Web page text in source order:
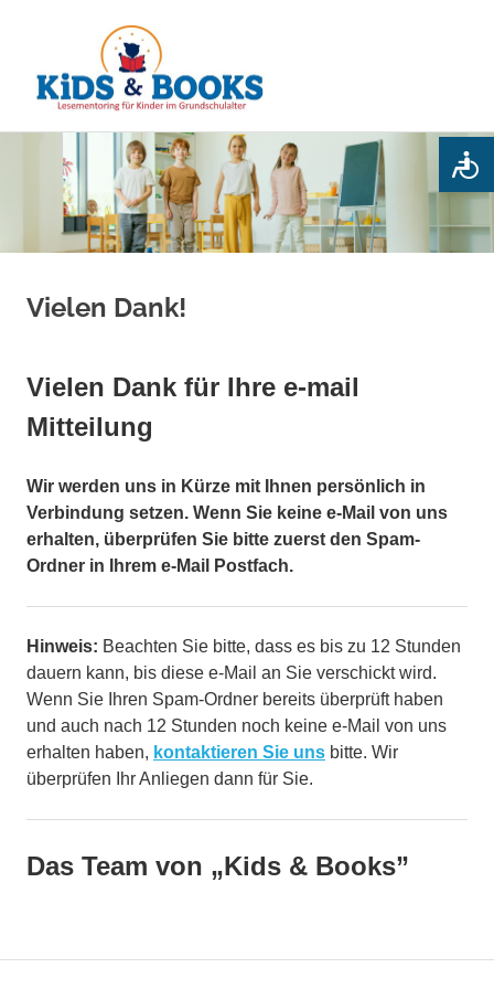
springen
Books
Vielen Dank!
Vielen Dank für Ihre e-mail
Mitteilung
Wir werden uns in Kürze mit Ihnen persönlich in
Verbindung setzen. Wenn Sie keine e-Mail von uns
erhalten, überprüfen Sie bitte zuerst den Spam-
Ordner in Ihrem e-Mail Postfach.
Hinweis: Beachten Sie bitte, dass es bis zu 12 Stunden
dauern kann, bis diese e-Mail an Sie verschickt wird.
Wenn Sie Ihren Spam-Ordner bereits überprüft haben
und auch nach 12 Stunden noch keine e-Mail von uns
erhalten haben, kontaktieren Sie uns bitte. Wir
überprüfen Ihr Anliegen dann für Sie.
Das Team von „Kids & Books”